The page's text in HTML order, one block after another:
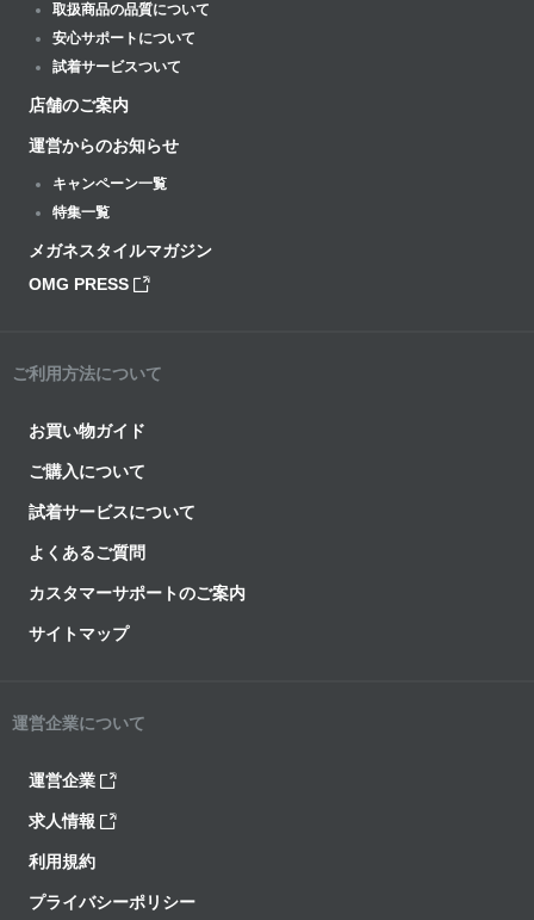
取扱商品の品質について
安心サポートについて
試着サービスついて
店舗のご案内
運営からのお知らせ
キャンペーン一覧
特集一覧
メガネスタイルマガジン
OMG PRESS
ご利用方法について
お買い物ガイド
ご購入について
試着サービスについて
よくあるご質問
カスタマーサポートのご案内
サイトマップ
運営企業について
運営企業
求人情報
利用規約
プライバシーポリシー